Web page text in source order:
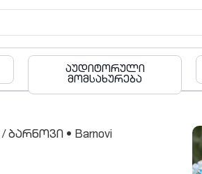
აუზი და ფიტნესი
/ ბარნოვი • Barnovi